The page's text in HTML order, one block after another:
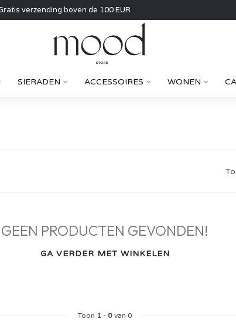
verzending boven de 100 EUR
SIERADEN ACCESSOIRES WONEN
GEEN PRODUCTEN GEVONDEN!
GA VERDER MET WINKELEN
Toon 1 - 0van 0